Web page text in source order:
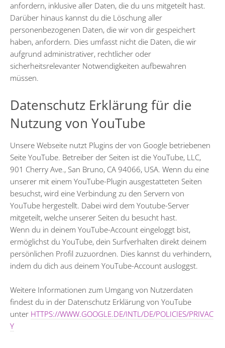
anfordern, inklusive aller Daten, die du uns mitgeteilt hast.
Darüber hinaus kannst du die Löschung aller
personenbezogenen Daten, die wir von dir gespeichert
haben, anfordern. Dies umfasst nicht die Daten, die wir
aufgrund administrativer, rechtlicher oder
sicherheitsrelevanter Notwendigkeiten aufbewahren
müssen.
Datenschutz Erklärung für die
Nutzung von YouTube
Unsere Webseite nutzt Plugins der von Google betriebenen
Seite YouTube. Betreiber der Seiten ist die YouTube, LLC,
901 Cherry Ave., San Bruno, CA 94066, USA. Wenn du eine
unserer mit einem YouTube-Plugin ausgestatteten Seiten
besuchst, wird eine Verbindung zu den Servern von
YouTube hergestellt. Dabei wird dem Youtube-Server
mitgeteilt, welche unserer Seiten du besucht hast.
Wenn du in deinem YouTube-Account eingeloggt bist,
ermöglichst du YouTube, dein Surfverhalten direkt deinem
persönlichen Profil zuzuordnen. Dies kannst du verhindern,
indem du dich aus deinem YouTube-Account ausloggst.
Weitere Informationen zum Umgang von Nutzerdaten
findest du in der Datenschutz Erklärung von YouTube
unter HTTPS://WWW.GOOGLE.DE/INTL/DE/POLICIES/PRIVAC
Y